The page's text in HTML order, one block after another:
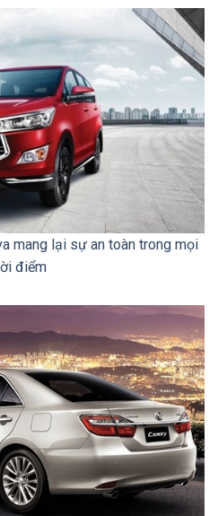
mang lại sự an toàn trong mọi
điểm